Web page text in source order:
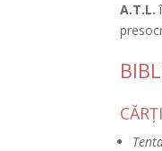
A.T.L.